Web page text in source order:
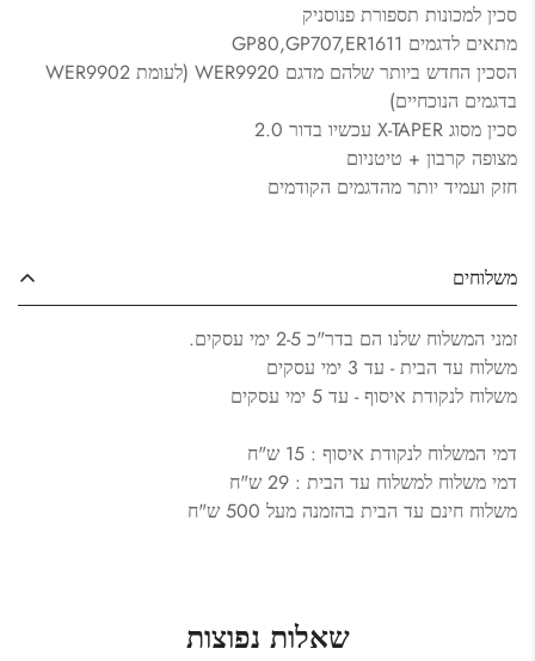
סכין למכונות תספורת פנוסניק
מתאים לדגמים GP80,GP707,ER1611
הסכין החדש ביותר שלהם מדגם WER9920 (לעומת WER9902
בדגמים הנוכחיים)
סכין מסוג X-TAPER עכשיו בדור 2.0
מצופה קרבון + טיטניום
חזק ועמיד יותר מהדגמים הקודמים
משלוחים
זמני המשלוח שלנו הם בדר"כ 2-5 ימי עסקים.
משלוח עד הבית - עד 3 ימי עסקים
משלוח לנקודת איסוף - עד 5 ימי עסקים
דמי המשלוח לנקודת איסוף : 15 ש"ח
דמי משלוח למשלוח עד הבית : 29 ש"ח
משלוח חינם עד הבית בהזמנה מעל 500 ש"ח
שאלות נפוצות
Confirm your age
No, I'm not
Yes, I am